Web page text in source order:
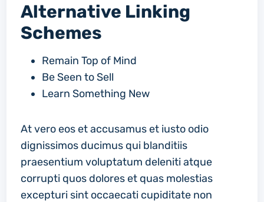
Alternative Linking
Schemes
Remain Top of Mind
Be Seen to Sell
Learn Something New
At vero eos et accusamus et iusto odio
dignissimos ducimus qui blanditiis
praesentium voluptatum deleniti atque
corrupti quos dolores et quas molestias
excepturi sint occaecati cupiditate non